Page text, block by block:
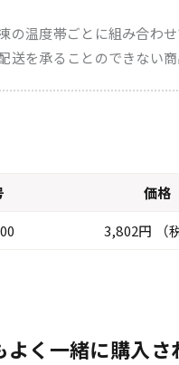
温度帯ごとに組み合わせ
を承ることのできない商
価格
3,802円 （
よく一緒に購入さ